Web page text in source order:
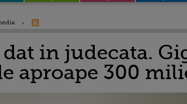
dat in judecata.
aproape 300